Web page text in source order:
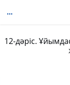
12-дәріс.